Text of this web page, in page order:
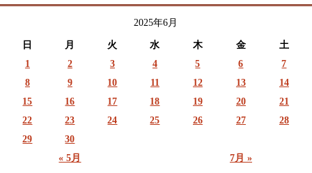
2025年6月
日 月 火 水 木 金 土
« 5月 7月 »
1 2 3 4 5 6
7
8
9 10 11 12 13
14
15
16 17 18 19 20
21
22
23 24 25 26 27
28
29
30